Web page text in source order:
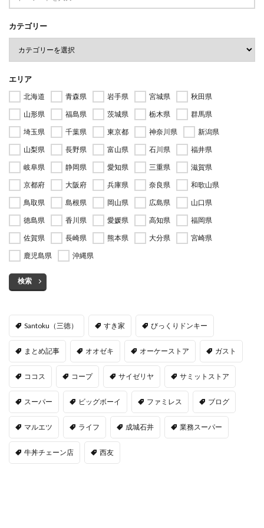
カテゴリー
エリア
北海道 青森県 岩手県 宮城県
秋田県
山形県
福島県 茨城県 栃木県
群馬県
埼玉県
千葉県 東京都 神奈川県
新潟県
山梨県
長野県 富山県 石川県
福井県
岐阜県
静岡県 愛知県 三重県
滋賀県
京都府
大阪府 兵庫県 奈良県
和歌山県
鳥取県
島根県 岡山県 広島県
山口県
徳島県
香川県 愛媛県 高知県
福岡県
佐賀県
長崎県 熊本県 大分県
宮崎県
鹿児島県
沖縄県
検索
Santoku（三徳） すき家 びっくりドンキー
まとめ記事 オオゼキ オーケーストア ガスト
ココス コープ サイゼリヤ サミットストア
スーパー ビッグボーイ ファミレス ブログ
マルエツ ライフ 成城石井 業務スーパー
牛丼チェーン店 西友